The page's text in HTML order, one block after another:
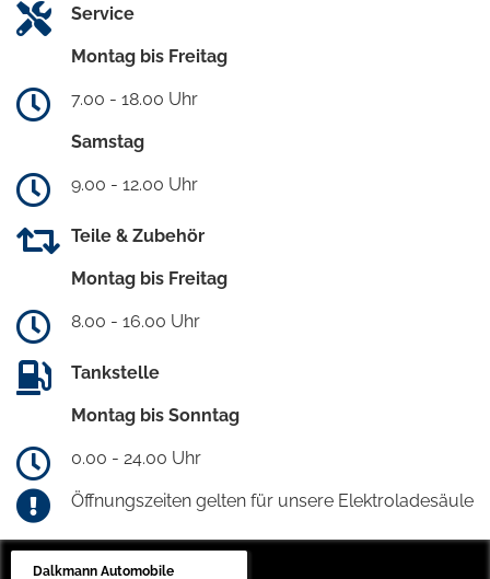
Service
Montag bis Freitag
7.00 - 18.00 Uhr
Samstag
9.00 - 12.00 Uhr
Teile & Zubehör
Montag bis Freitag
8.00 - 16.00 Uhr
Tankstelle
Montag bis Sonntag
0.00 - 24.00 Uhr
Öffnungszeiten gelten für unsere Elektroladesäule
Dalkmann Automobile